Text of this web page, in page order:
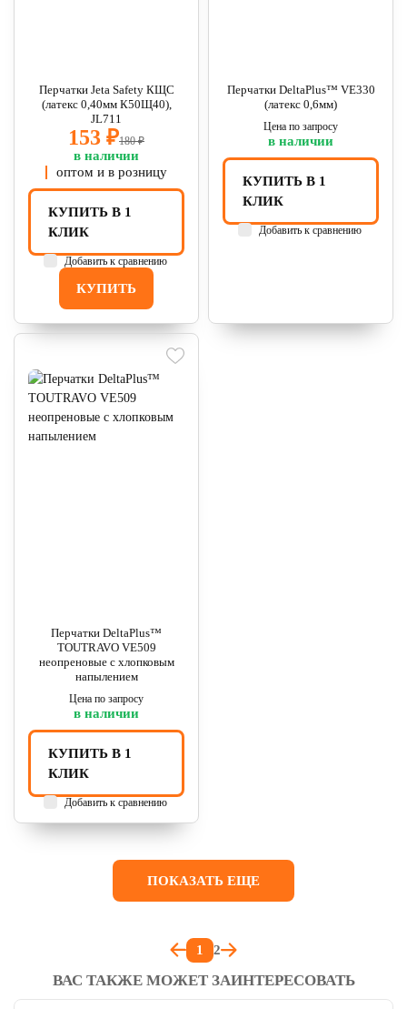
Перчатки Jeta Safety КЩС
(латекс 0,40мм К50Щ40),
JL711
153 ₽180 ₽
в наличии
оптом и в розницу
КУПИТЬ
КУПИТЬ В 1
КЛИК
Добавить к сравнению
Перчатки DeltaPlus™ VE330
(латекс 0,6мм)
Цена по запросу
в наличии
КУПИТЬ В 1
КЛИК
Добавить к сравнению
Перчатки DeltaPlus™
TOUTRAVO VE509
неопреновые с хлопковым
напылением
Цена по запросу
в наличии
КУПИТЬ В 1
КЛИК
Добавить к сравнению
ПОКАЗАТЬ ЕЩЕ
1 2
ВАС ТАКЖЕ МОЖЕТ ЗАИНТЕРЕСОВАТЬ